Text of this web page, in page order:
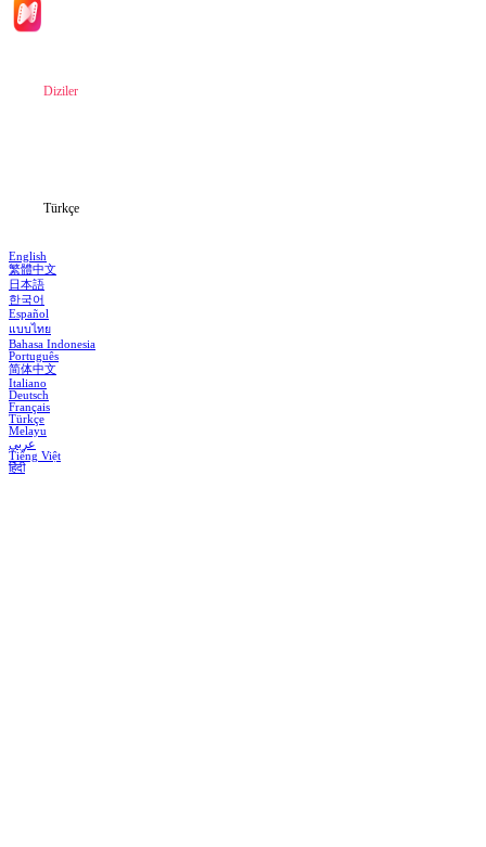
Diziler
Türkçe
English
繁體中文
日本語
한국어
Español
แบบไทย
Bahasa Indonesia
Português
简体中文
Italiano
Deutsch
Français
Türkçe
Melayu
عربي
Tiếng Việt
हिंदी